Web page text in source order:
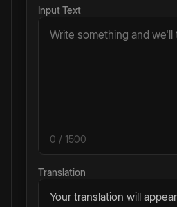
Input Text
0 / 1500
Translation
Your translation will